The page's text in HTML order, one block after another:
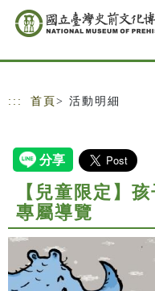
跳到主要內容
網站導覽
::: 首頁 > 活動明細
【兒童限定】
專屬導覽